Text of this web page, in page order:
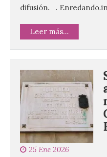
difusión. .
Leer más...
25 Ene 2026
Desde las
envían la vigésimo
primera fotografía
León de…viaje.
Nueva
de…viaje.
organizado
juvenil de
Enróllate, la
Conceyu País Llionés y
Turismo, Ocio e
jóvenes